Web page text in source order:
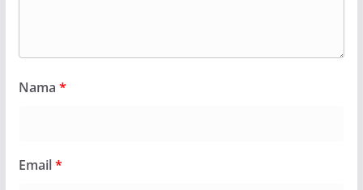
Nama *
Email*